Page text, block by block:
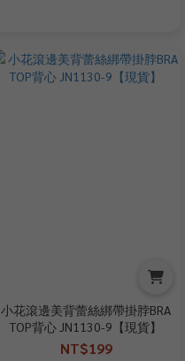
小花滾邊美背蕾絲綁帶掛脖BRA
TOP背心 JN1130-9【現貨】
NT$199